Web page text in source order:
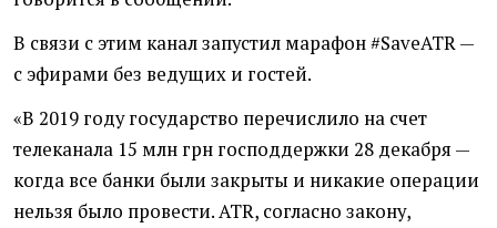
В связи с этим канал запустил марафон #SaveATR —
с эфирами без ведущих и гостей.
«В 2019 году государство перечислило на счет
телеканала 15 млн грн господдержки 28 декабря —
когда все банки были закрыты и никакие операции
нельзя было провести. ATR, согласно закону,